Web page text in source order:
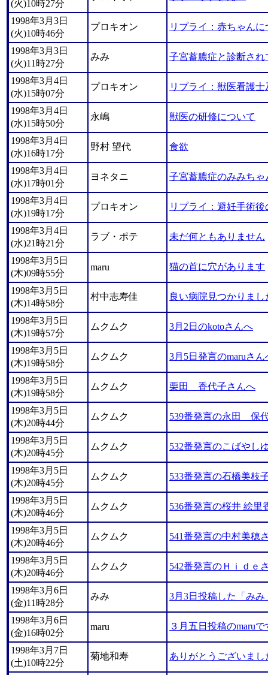
(火)10時27分
1998年3月3日
(火)10時46分
プロキオン リプライ：赤ちゃんに
1998年3月3日
(火)11時27分
みみ 子宮蓄膿症と診断され
1998年3月4日
(水)15時07分
プロキオン リプライ：獣医看護
1998年3月4日
(水)15時50分
永嶋 獣医の研修について
1998年3月4日
(水)16時17分
野村 望代 食欲
1998年3月4日
(水)17時01分
ヨネタニ 子宮蓄膿症のみみちゃ
1998年3月4日
(水)19時17分
プロキオン リプライ：避妊手術
1998年3月4日
(水)21時21分
ラブ・ポテ 未だ何ともありません
1998年3月5日
(木)09時55分
maru 猫の首に穴があります
1998年3月5日
(木)14時58分
村中志寿佳 良い病院見つかりまし
1998年3月5日
(木)19時57分
ムクムク 3月2日のkotoさんへ
1998年3月5日
(木)19時58分
ムクムク 3月5日発言のmaruさん
1998年3月5日
(木)19時58分
ムクムク 栗田 香代子さんへ
1998年3月5日
(木)20時44分
ムクムク 539番発言の永田 保
1998年3月5日
(木)20時45分
ムクムク 532番発言のこばやし
1998年3月5日
(木)20時45分
ムクムク 533番発言の石橋美枝
1998年3月5日
(木)20時46分
ムクムク 536番発言の桜井 絵里
1998年3月5日
(木)20時46分
ムクムク 541番発言の中村美穂
1998年3月5日
(木)20時46分
ムクムク 542番発言のＨｉｄｅ
1998年3月6日
(金)11時28分
みみ 3月3日投稿した「みみ
1998年3月6日
(金)16時02分
maru ３月五日投稿のmaruで
1998年3月7日
(土)10時22分
菊地和寿 ありがとうございまし